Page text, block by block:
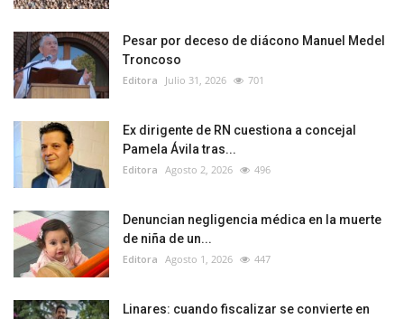
Pesar por deceso de diácono Manuel Medel
Troncoso
Editora Julio 31, 2026 701
Ex dirigente de RN cuestiona a concejal
Pamela Ávila tras...
Editora Agosto 2, 2026 496
Denuncian negligencia médica en la muerte
de niña de un...
Editora Agosto 1, 2026 447
Linares: cuando fiscalizar se convierte en